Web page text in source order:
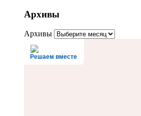
Архивы
Архивы
Решаем вместе